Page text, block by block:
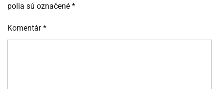
polia sú označené *
Komentár*